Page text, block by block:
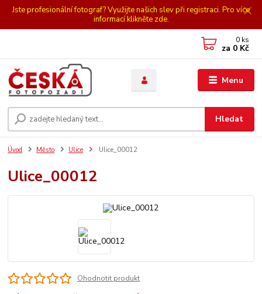
Jste profesionální fotograf? Využijte našich slev při registraci. Pro více
informací klikněte zde.
Menu
Hledat
0 ks
za 0 Kč
Úvod Město Ulice Ulice_00012
Ulice_00012
Ohodnotit produkt